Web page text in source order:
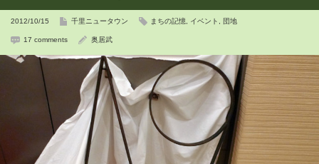
2012/10/15 千里ニュータウン まちの記憶 イベント 団地
17 comments 奥居武